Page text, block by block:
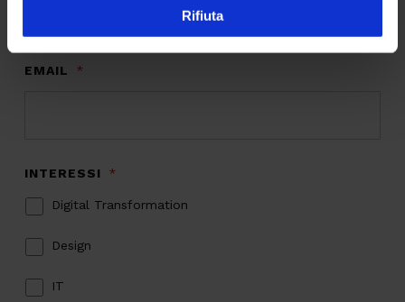
Rifiuta
Iscriviti alla newsletter
EMAIL *
INTERESSI *
Digital Transformation
Design
IT